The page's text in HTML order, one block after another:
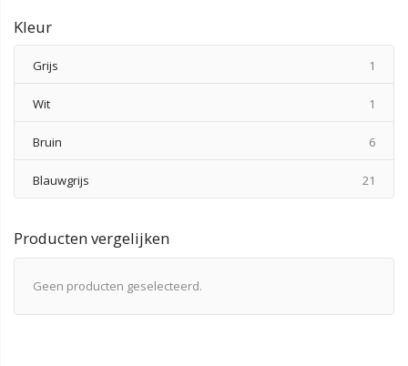
Kleur
Grijs 1
Wit 1
Bruin 6
Blauwgrijs 21
Producten vergelijken
Geen producten geselecteerd.